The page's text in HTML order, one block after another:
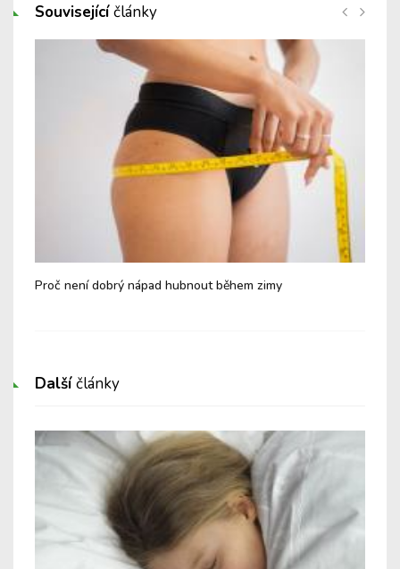
Souvisejícíčlánky
Proč není dobrý nápad hubnout během zimy
Dalšíčlánky